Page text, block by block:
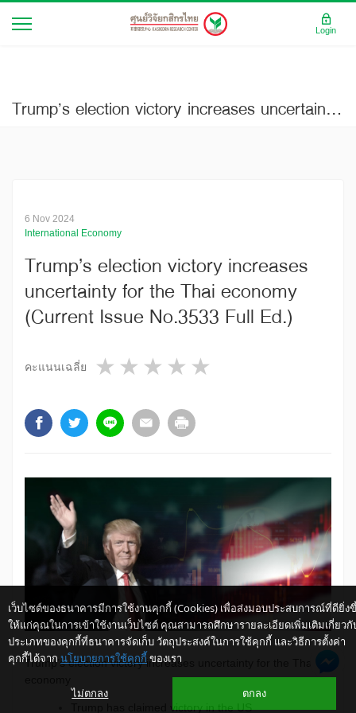
Trump’s election victory increases uncertainty for the Thai economy (Current Issue No.3533)
6 Nov 2024
International Economy
Trump’s election victory increases
uncertainty for the Thai economy
(Current Issue No.3533 Full Ed.)
คะแนนเฉลี่ย 4 stars
3 stars
2 stars
1 star
Trump’s election victory increases uncertainty for the Thai
Trump has claimed victory in the US
เว็บไซต์ของธนาคารมีการใช้งานคุกกี้ (Cookies) เพื่อส่งมอบประสบการณ์ที่ดียิ่ง
ให้แก่คุณในการเข้าใช้งานเว็บไซต์ คุณสามารถศึกษารายละเอียดเพิ่มเติมเกี่ยวกั
ประเภทของคุกกี้ที่ธนาคารจัดเก็บ วัตถุประสงค์ในการใช้คุกกี้ และวิธีการตั้งค่า
คุกกี้ได้จาก นโยบายการใช้คุกกี้ ของเรา
ไม่ตกลง ตกลง
Login